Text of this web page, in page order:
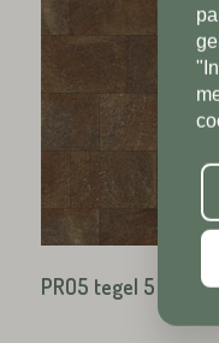
PRO5 tegel 5 cm
Nederland
Straat*
Huisnummer*